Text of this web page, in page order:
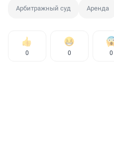
Арбитражный суд Аренда
0 0 0